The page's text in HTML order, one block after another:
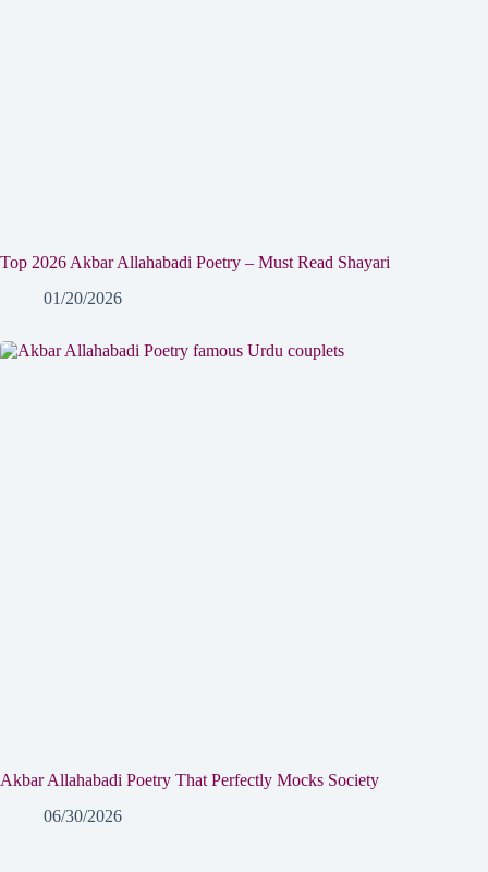
Top 2026 Akbar Allahabadi Poetry – Must Read Shayari
01/20/2026
Akbar Allahabadi Poetry That Perfectly Mocks Society
06/30/2026